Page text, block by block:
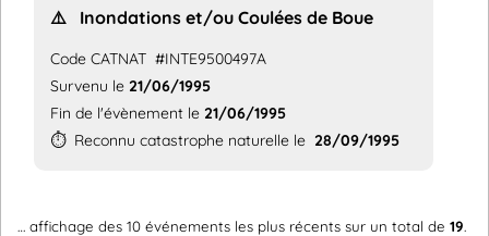
⚠️ Inondations et/ou Coulées de Boue
Code CATNAT #INTE9500497A
Survenu le 21/06/1995
Fin de l'évènement le 21/06/1995
⏱️ Reconnu catastrophe naturelle le 28/09/1995
… affichage des 10 événements les plus récents sur un total de 19.